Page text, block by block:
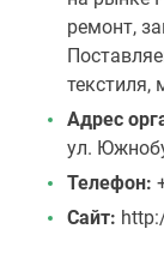
ремонт,
текстиля,
Адрес
ул.
Телефон:
Сайт: